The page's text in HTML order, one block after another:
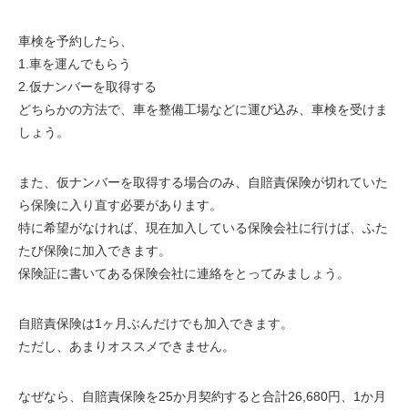
車検を予約したら、
1.車を運んでもらう
2.仮ナンバーを取得する
どちらかの方法で、車を整備工場などに運び込み、車検を受けま
しょう。
また、仮ナンバーを取得する場合のみ、
自賠責保険が切れていた
ら保険に入り直す必要があります。
特に希望がなければ、 現在加入している保険会社に行けば 、ふた
たび保険に加入できます。
保険証に書いてある保険会社に連絡をとってみましょう。
自賠責保険は1ヶ月ぶんだけでも加入できます。
ただし、あまりオススメできません。
なぜなら、自賠責保険を25か月契約すると合計26,680円
、1か月